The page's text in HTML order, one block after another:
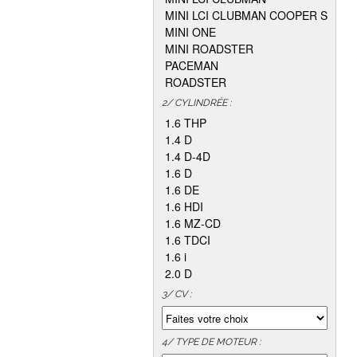
MINI LCI CLUBMAN COOPER S
MINI ONE
MINI ROADSTER
PACEMAN
ROADSTER
2/ CYLINDRÉE :
1.6 THP
1.4 D
1.4 D-4D
1.6 D
1.6 DE
1.6 HDI
1.6 MZ-CD
1.6 TDCI
1.6 i
2.0 D
3/ CV :
4/ TYPE DE MOTEUR :